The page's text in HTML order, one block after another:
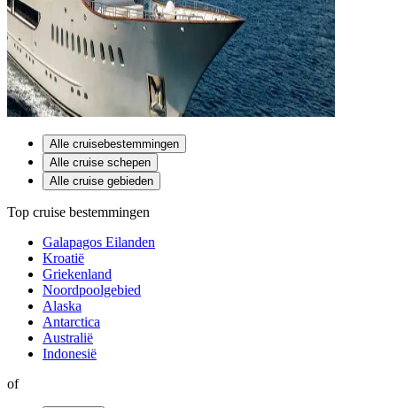
Alle cruisebestemmingen
Alle cruise schepen
Alle cruise gebieden
Top cruise bestemmingen
Galapagos Eilanden
Kroatië
Griekenland
Noordpoolgebied
Alaska
Antarctica
Australië
Indonesië
of